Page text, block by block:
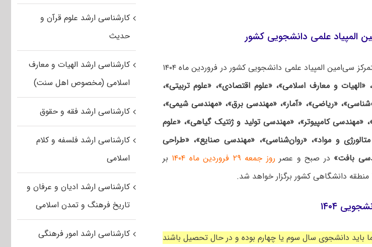
المپیاد علمی دانشجویی کشور
به گزارش خبرگزاری ایسنا، مرحله غیرمتمرکز سی‌امین المپیاد علمی دانشجویی کشور در فروردین ماه ۱۴۰۴
و معارف اسلامی»، «علوم اقتصادی»، «علوم تربیتی»،
«ریاضی»، «آمار»، «مهندسی برق»، «مهندسی شیمی»،
کامپیوتر»، «مهندسی تولید و ژنتیک گیاهی»، «علوم
و مواد»، «روان‌شناسی»، «مهندسی صنایع»، «طراحی
بافت» در صبح و عصر روز جمعه ۲۹ فروردین ماه ۱۴۰۴
بر
۱۴۰۴
باید دانشجوی سال سوم یا چهارم بوده و در حال تحصیل باشند
کارشناسی ارشد علوم قرآن و
حدیث
کارشناسی ارشد الهیات و معارف
اسلامی (مخصوص اهل سنت)
کارشناسی ارشد فقه و حقوق
کارشناسی ارشد فلسفه و کلام
اسلامی
کارشناسی ارشد ادیان و عرفان و
تاریخ فرهنگ و تمدن اسلامی
کارشناسی ارشد امور فرهنگی